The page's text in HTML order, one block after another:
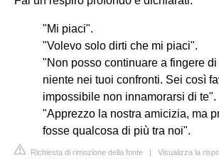
"Mi piaci".
"Volevo solo dirti che mi piaci".
"Non posso continuare a fingere
niente nei tuoi confronti. Sei così
impossibile non innamorarsi di te".
"Apprezzo la nostra amicizia, ma
fosse qualcosa di più tra noi".
Richiesta di rimozione della fonte | Visualizza la